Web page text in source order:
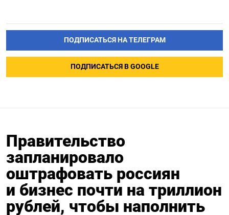
ПОДПИСАТЬСЯ НА ТЕЛЕГРАМ
ПОДПИСАТЬСЯ В GOOGLE
Правительство
запланировало
оштрафовать россиян
и бизнес почти на триллион
рублей, чтобы наполнить